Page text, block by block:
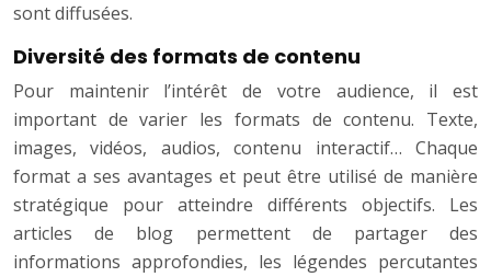
sont diffusées.
Diversité des formats de contenu
Pour maintenir l’intérêt de votre audience, il est
important de varier les formats de contenu. Texte,
images, vidéos, audios, contenu interactif… Chaque
format a ses avantages et peut être utilisé de manière
stratégique pour atteindre différents objectifs. Les
articles de blog permettent de partager des
informations approfondies, les légendes percutantes